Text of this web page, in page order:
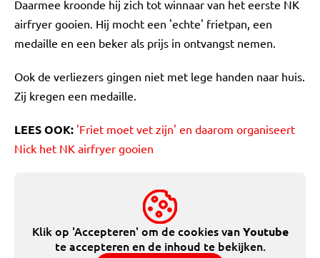
Daarmee kroonde hij zich tot winnaar van het eerste NK
airfryer gooien. Hij mocht een 'echte' frietpan, een
medaille en een beker als prijs in ontvangst nemen.
Ook de verliezers gingen niet met lege handen naar huis.
Zij kregen een medaille.
LEES OOK: 'Friet moet vet zijn' en daarom organiseert
Nick het NK airfryer gooien
Klik op 'Accepteren' om de cookies vanYoutube
te accepteren en de inhoud te bekijken.